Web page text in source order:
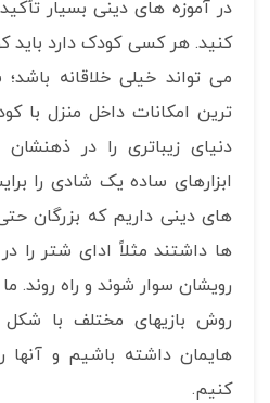
در آموزه های دینی بسیار
کنید. هر کسی کودک دارد باید
می تواند خیلی خلاقانه
ترین امکانات داخل منزل با
دنیای زیباتری را در
ابزارهای ساده یک شادی را
های دینی داریم که بزرگان
ها داشتند مثلاً ادای شتر را
رویشان سوار شوند و راه روند.
روش بازیهای مختلف با
هایمان داشته باشیم و آنها
کنیم.